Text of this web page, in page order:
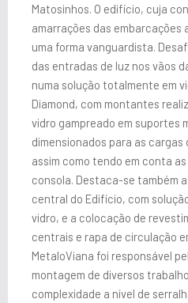
Matosinhos. O edifício, cuja
amarrações das embarcações
uma forma vanguardista.
das entradas de luz nos vãos
numa solução totalmente em
Diamond, com montantes
vidro gampreado em suportes
dimensionados para as
assim como tendo em conta
consola. Destaca-se também
central do Edifício, com
vidro, e a colocação de
centrais e rapa de circulação
MetaloViana foi responsável
montagem de diversos
complexidade a nível de